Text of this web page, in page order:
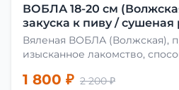
ВОБЛА 18-20 см
закуска к пиву / сушеная
Вяленая ВОБЛА (Волжская),
изысканное лакомство,
сделать вяленую воблу, её
1 800 ₽ 2 200 ₽